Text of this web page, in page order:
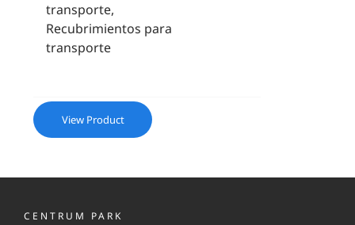
transporte,
Recubrimientos para
transporte
View Product
CENTRUM PARK